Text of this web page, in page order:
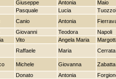
Giuseppe Antonia
Maio
Pasquale Lucia
Canio Antonia
Giovanni Teodora
Napoli
Vito Angela Maria
Raffaele Maria Cerrata
Michele Giovanna
Zabatta
Donato Antonia